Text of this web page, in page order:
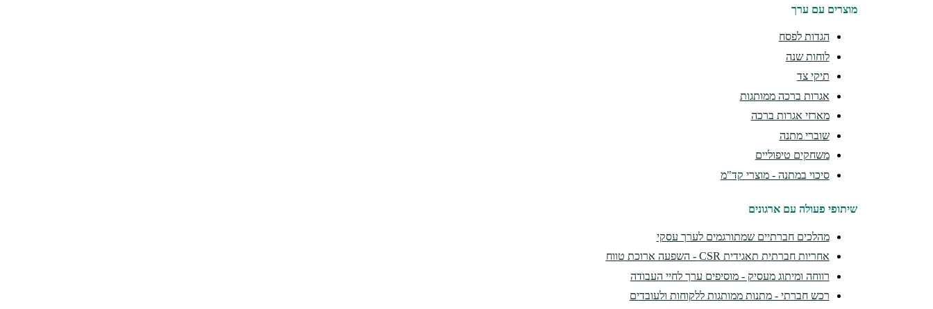
מוצרים עם ערך
הגדות לפסח
לוחות שנה
תיקי צד
אגרות ברכה ממותגות
מארזי אגרות ברכה
שוברי מתנה
משחקים טיפוליים
סיכוי במתנה - מוצרי קד"מ
שיתופי פעולה עם ארגונים
מהלכים חברתיים שמתורגמים לערך עסקי
אחריות חברתית תאגידית CSR - השפעה ארוכת טווח
רווחה ומיתוג מעסיק - מוסיפים ערך לחיי העבודה
רכש חברתי - מתנות ממותגות ללקוחות ולעובדים